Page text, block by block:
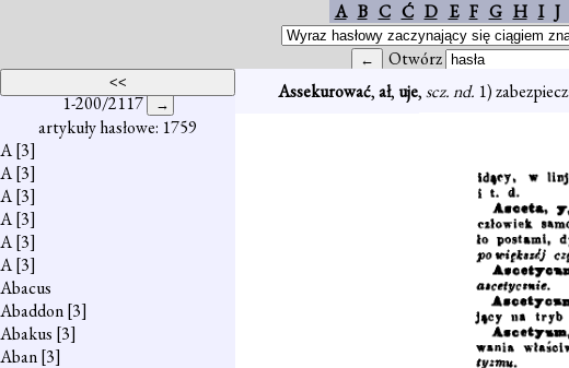
A B C Ć D E F G H I J
Otwórz
1-200/2117
artykuły hasłowe: 1759
A[3]
A[3]
A[3]
A[3]
A[3]
A[3]
Abacus
Abaddon[3]
Abakus [3]
Aban[3]
Assekurować,ał, uje,scz. nd. 1)